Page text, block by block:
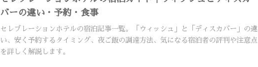
バーの違い・予約・食事
セレブレーションホテルの宿泊記事一覧。「ウィッシュ」と「ディスカバー」の違
い、安く予約するタイミング、夜ご飯の調達方法、気になる宿泊者の評判や注意点
を詳しく解説します。